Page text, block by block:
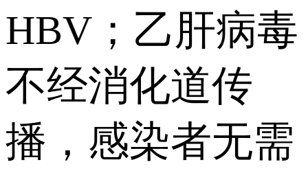
HBV；乙肝病毒
不经消化道传
播，感染者无需